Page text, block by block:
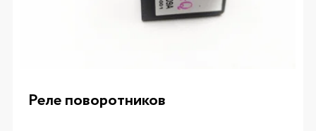
Реле поворотников